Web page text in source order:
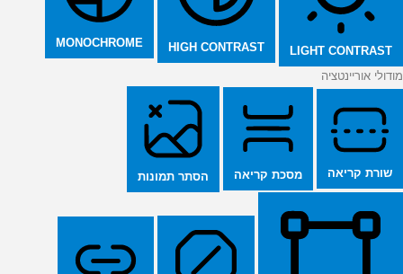
LIGHT CONTRAST
HIGH CONTRAST
MONOCHROME
מודולי אוריינטציה
שורת קריאה מסכת קריאה הסתר תמונות